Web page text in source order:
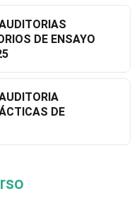
DE ENSAYO
DE